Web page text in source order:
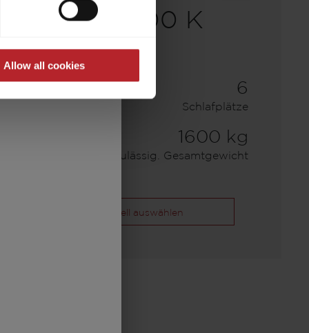
Allow all cookies
Lift 500 K
6
Schlafplätze
1600 kg
Zulässig. Gesamtgewicht
Modell auswählen